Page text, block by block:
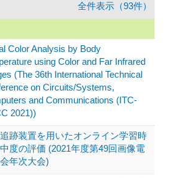
全件表示（93件）
Color Analysis by Body
using Color and Far Infrared
(The 36th International Technical
on Circuits/Systems,
and Communications (ITC-
2021))
跡装置を用いたオンライン学習時
度の評価 (2021年度第49回画像電
年次大会)